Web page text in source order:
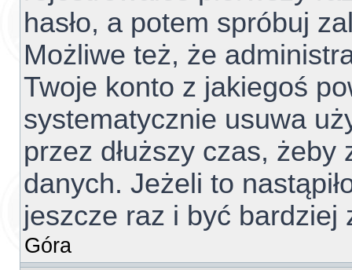
hasło, a potem spróbuj
Możliwe też, że
Twoje konto z jakiegoś
systematycznie usuwa
przez dłuższy czas,
danych. Jeżeli to
jeszcze raz i być
Góra